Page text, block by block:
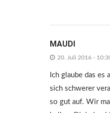
MAUDI
20. Juli 2016 -
Ich glaube das
sich schwerer
so gut auf. Wir